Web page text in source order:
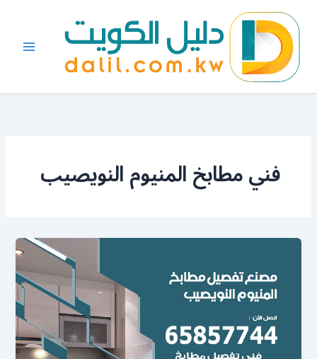
المحتوى
فني مطابخ المنيوم النويصيب